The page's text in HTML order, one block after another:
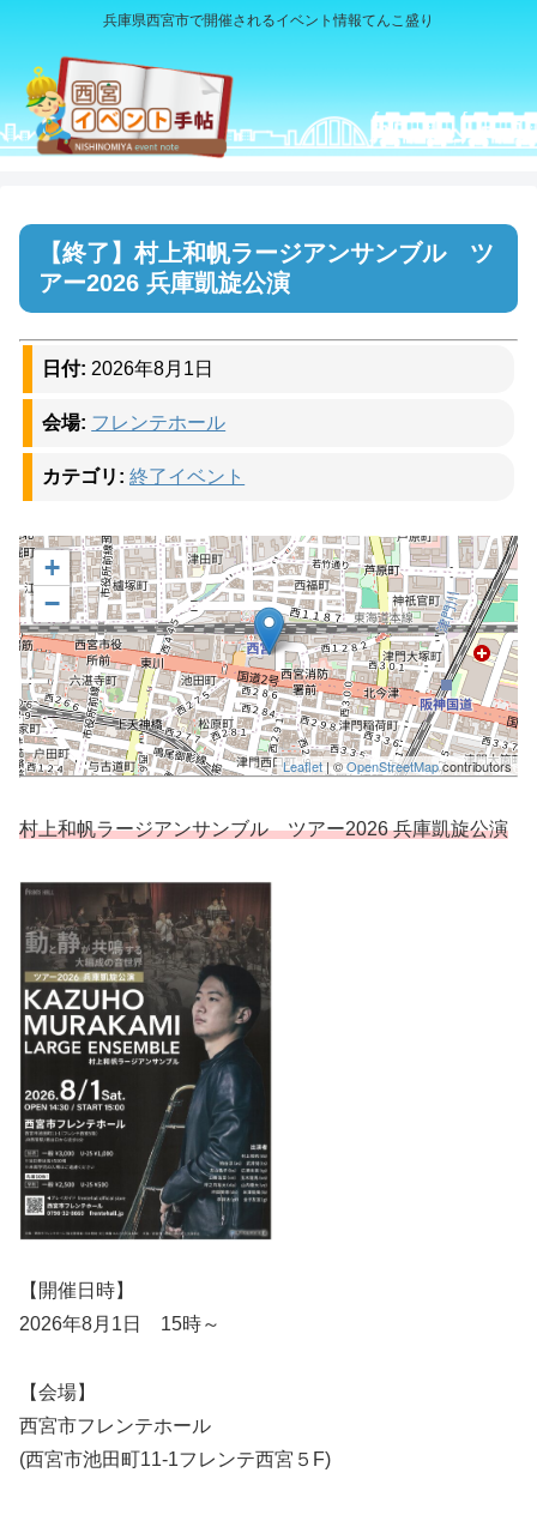
兵庫県西宮市で開催されるイベント情報てんこ盛り
村上和帆ラージアンサンブル ツ
アー2026 兵庫凱旋公演
日付: 2026年8月1日
会場: フレンテホール
カテゴリ: 終了イベント
+
−
Leaflet| ©OpenStreetMapcontributors
村上和帆ラージアンサンブル ツアー2026 兵庫凱旋公演
【開催日時】
2026年8月1日 15時～
【会場】
西宮市フレンテホール
(西宮市池田町11-1フレンテ西宮５F)